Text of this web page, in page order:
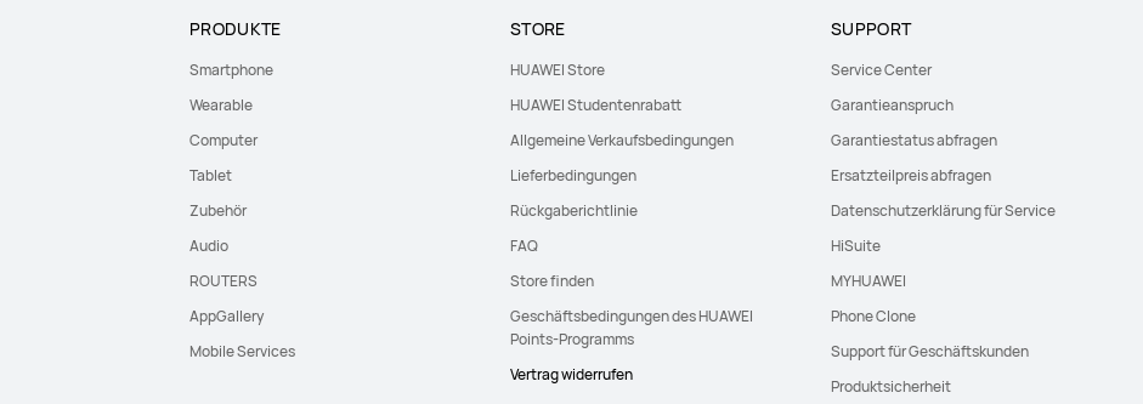
PRODUKTE
Smartphone
Wearable
Computer
Tablet
Zubehör
Audio
ROUTERS
AppGallery
Mobile Services
STORE
HUAWEI Store
HUAWEI Studentenrabatt
Allgemeine Verkaufsbedingungen
Lieferbedingungen
Rückgaberichtlinie
FAQ
Store finden
Geschäftsbedingungen des HUAWEI
Points-Programms
Vertrag widerrufen
SUPPORT
Service Center
Garantieanspruch
Garantiestatus abfragen
Ersatzteilpreis abfragen
Datenschutzerklärung für Service
HiSuite
MYHUAWEI
Phone Clone
Support für Geschäftskunden
Produktsicherheit